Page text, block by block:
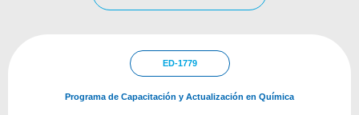
ED-1779
Programa de Capacitación y Actualización en Química